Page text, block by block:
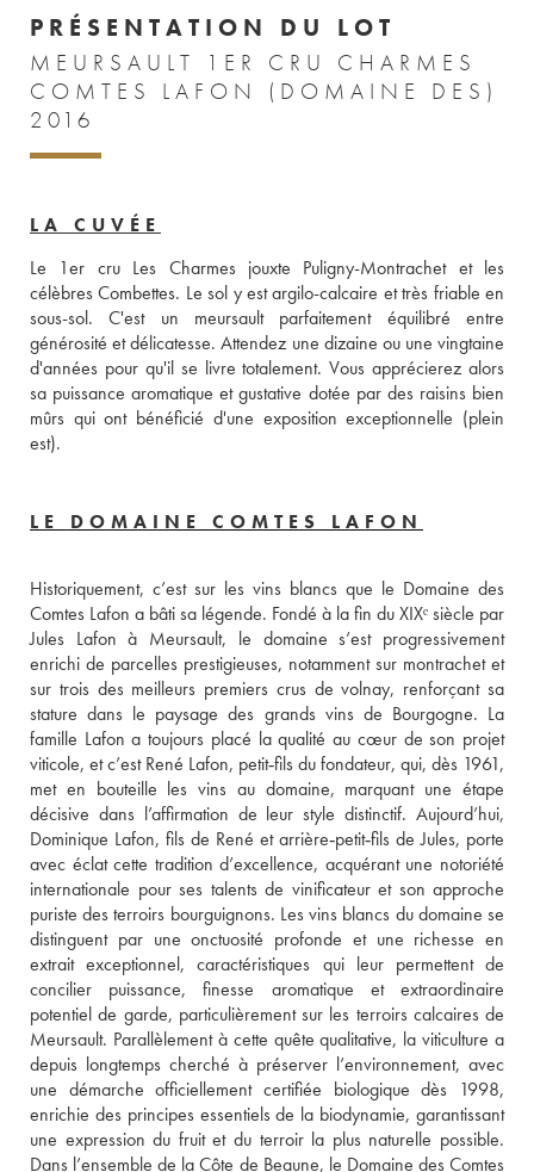
PRÉSENTATION DU LOT
MEURSAULT 1ER CRU CHARMES
COMTES LAFON (DOMAINE DES)
2016
LA CUVÉE
Le 1er cru Les Charmes jouxte Puligny-Montrachet et les
célèbres Combettes. Le sol y est argilo-calcaire et très friable en
sous-sol. C'est un meursault parfaitement équilibré entre
générosité et délicatesse. Attendez une dizaine ou une vingtaine
d'années pour qu'il se livre totalement. Vous apprécierez alors
sa puissance aromatique et gustative dotée par des raisins bien
mûrs qui ont bénéficié d'une exposition exceptionnelle (plein
est).
LE DOMAINE COMTES LAFON
Historiquement, c’est sur les vins blancs que le Domaine des
Comtes Lafon a bâti sa légende. Fondé à la fin du XIXᵉ siècle par
Jules Lafon à Meursault, le domaine s’est progressivement
enrichi de parcelles prestigieuses, notamment sur montrachet et
sur trois des meilleurs premiers crus de volnay, renforçant sa
stature dans le paysage des grands vins de Bourgogne. La
famille Lafon a toujours placé la qualité au cœur de son projet
viticole, et c’est René Lafon, petit‑fils du fondateur, qui, dès 1961,
met en bouteille les vins au domaine, marquant une étape
décisive dans l’affirmation de leur style distinctif. Aujourd’hui,
Dominique Lafon, fils de René et arrière‑petit‑fils de Jules, porte
avec éclat cette tradition d’excellence, acquérant une notoriété
internationale pour ses talents de vinificateur et son approche
puriste des terroirs bourguignons. Les vins blancs du domaine se
distinguent par une onctuosité profonde et une richesse en
extrait exceptionnel, caractéristiques qui leur permettent de
concilier puissance, finesse aromatique et extraordinaire
potentiel de garde, particulièrement sur les terroirs calcaires de
Meursault. Parallèlement à cette quête qualitative, la viticulture a
depuis longtemps cherché à préserver l’environnement, avec
une démarche officiellement certifiée biologique dès 1998,
enrichie des principes essentiels de la biodynamie, garantissant
une expression du fruit et du terroir la plus naturelle possible.
Dans l’ensemble de la Côte de Beaune, le Domaine des Comtes